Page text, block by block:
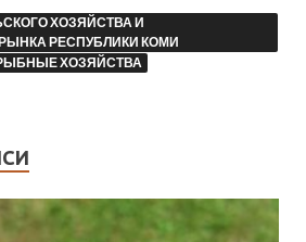
ХОЗЯЙСТВА И
РЕСПУБЛИКИ КОМИ
ХОЗЯЙСТВА